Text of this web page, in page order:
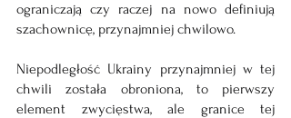
ograniczają czy raczej na nowo definiują
szachownicę, przynajmniej chwilowo.
Niepodległość Ukrainy przynajmniej w tej
chwili została obroniona, to pierwszy
element zwycięstwa, ale granice tej